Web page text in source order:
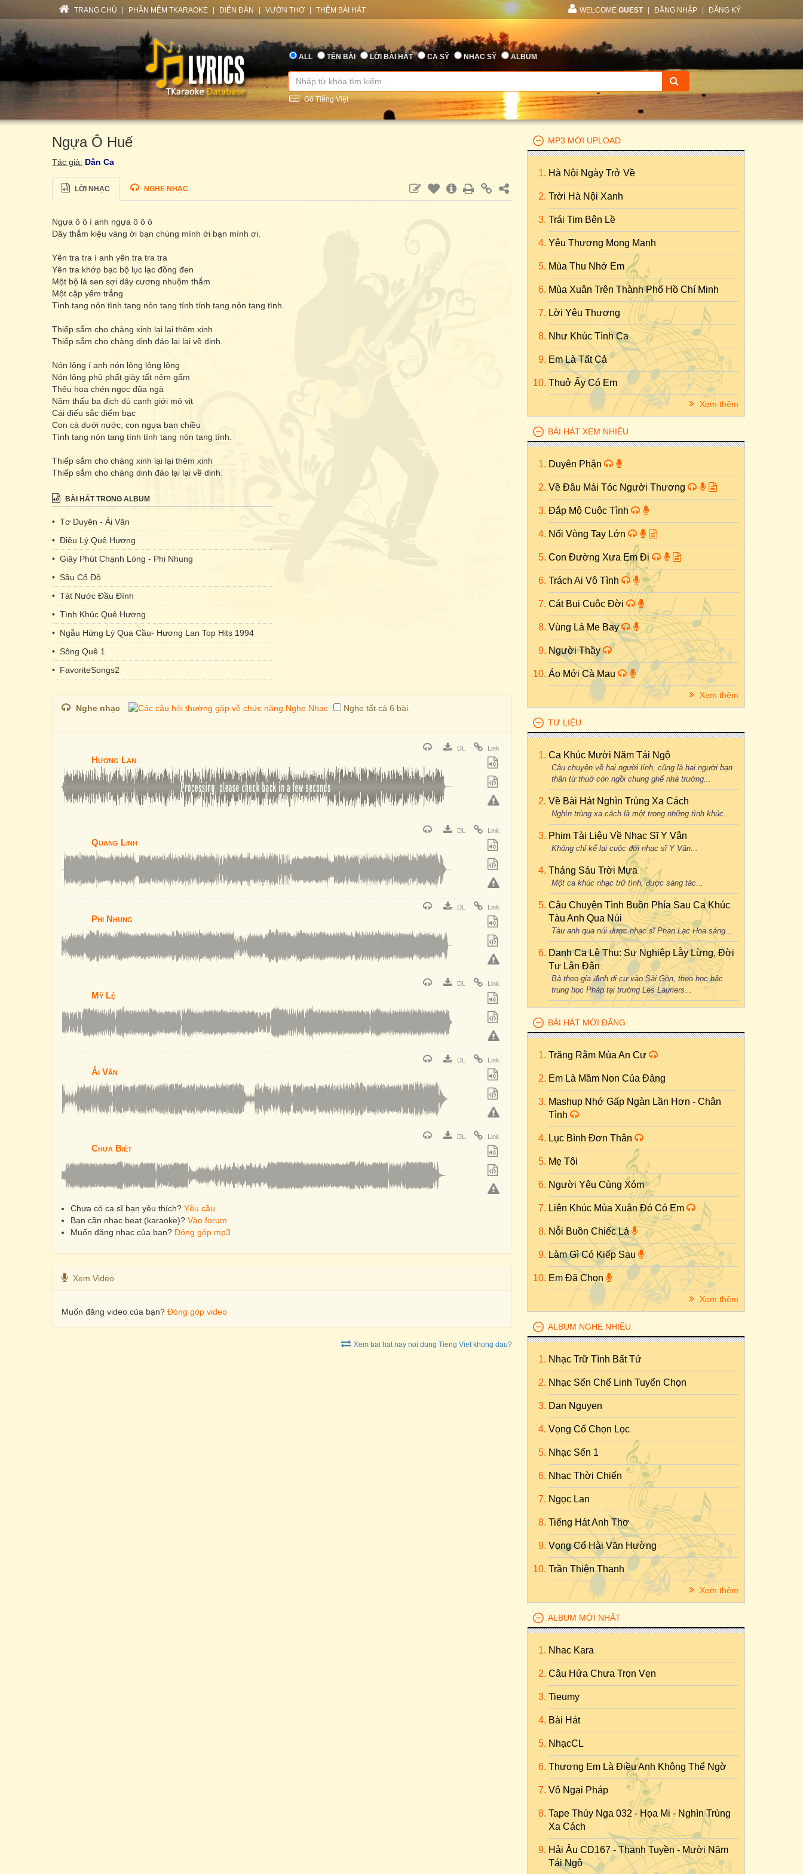
TRANG CHỦ PHẦN MỀM TKARAOKE DIỄN ĐÀN VƯỜN THƠ THÊM BÀI HÁT WELCOME GUEST ĐĂNG NHẬP ĐĂNG KÝ
ALL TÊN BÀI LỜI BÀI HÁT CA SỸ NHẠC SỸ ALBUM
Gõ Tiếng Việt
Ngựa Ô Huế
Tác giả: Dân Ca
LỜI NHẠC NGHE NHẠC
Ngựa ô ô í anh ngựa ô ô ô
Dây thắm kiệu vàng ới bạn chúng mình ới bạn mình ơi.
Yên tra tra í anh yên tra tra tra
Yên tra khớp bạc bộ lục lạc đồng đen
Một bộ lá sen sợi dây cương nhuộm thắm
Một cặp yếm trắng
Tình tang nỏn tình tang nỏn tang tính tính tang nỏn tang tình.
Thiếp sắm cho chàng xinh lại lại thêm xinh
Thiếp sắm cho chàng dinh đáo lại lại về dinh.
Nón lông í anh nón lông lông lông
Nón lông phủ phất giày tất nệm gấm
Thêu hoa chén ngọc đũa ngà
Nâm thấu ba địch dù canh giới mỏ vịt
Cái điếu sắc điểm bạc
Con cá dưới nước, con ngựa ban chiều
Tình tang nỏn tang tính tính tang nỏn tang tình.
Thiếp sắm cho chàng xinh lại lại thêm xinh
Thiếp sắm cho chàng dinh đáo lại lại về dinh.
BÀI HÁT TRONG ALBUM
• Tơ Duyên - Ái Vân
• Điệu Lý Quê Hương
• Giây Phút Chạnh Lòng - Phi Nhung
• Sầu Cố Đô
• Tát Nước Đầu Đình
• Tình Khúc Quê Hương
• Ngẫu Hứng Lý Qua Cầu- Hương Lan Top Hits 1994
• Sông Quê 1
• FavoriteSongs2
Nghe nhạc Nghe tất cả 6 bài.
DL Link
Hương Lan
DL Link
Quang Linh
DL Link
Phi Nhung
DL Link
Mỹ Lệ
DL Link
Ái Vân
DL Link
Chưa Biết
Chưa có ca sĩ bạn yêu thích? Yêu cầu
Bạn cần nhạc beat (karaoke)? Vào forum
Muốn đăng nhạc của bạn? Đóng góp mp3
Xem Video
Muốn đăng video của bạn? Đóng góp video
Xem bai hat nay noi dung Tieng Viet khong dau?
MP3 MỚI UPLOAD
Hà Nội Ngày Trở Về
Trời Hà Nội Xanh
Trái Tim Bên Lề
Yêu Thương Mong Manh
Mùa Thu Nhớ Em
Mùa Xuân Trên Thành Phố Hồ Chí Minh
Lời Yêu Thương
Như Khúc Tình Ca
Em Là Tất Cả
Thuở Ấy Có Em
Xem thêm
BÀI HÁT XEM NHIỀU
Duyên Phận
Về Đâu Mái Tóc Người Thương
Đắp Mộ Cuộc Tình
Nối Vòng Tay Lớn
Con Đường Xưa Em Đi
Trách Ai Vô Tình
Cát Bụi Cuộc Đời
Vùng Lá Me Bay
Người Thầy
Áo Mới Cà Mau
Xem thêm
TƯ LIỆU
Ca Khúc Mười Năm Tái Ngộ
Câu chuyện về hai người lính, cũng là hai người bạn
thân từ thuở còn ngồi chung ghế nhà trường...
Về Bài Hát Nghìn Trùng Xa Cách
Nghìn trùng xa cách là một trong những tình khúc...
Phim Tài Liệu Về Nhạc Sĩ Y Vân
Không chỉ kể lại cuộc đời nhạc sĩ Y Vân...
Tháng Sáu Trời Mưa
Một ca khúc nhạc trữ tình, được sáng tác...
Câu Chuyện Tình Buồn Phía Sau Ca Khúc
Tàu Anh Qua Núi
Tàu anh qua núi được nhạc sĩ Phan Lạc Hoa sáng...
Danh Ca Lệ Thu: Sự Nghiệp Lẫy Lừng, Đời
Tư Lận Đận
Bà theo gia đình di cư vào Sài Gòn, theo học bậc
trung học Pháp tại trường Les Lauriers...
BÀI HÁT MỚI ĐĂNG
Trăng Rằm Mùa An Cư
Em Là Mầm Non Của Đảng
Mashup Nhớ Gấp Ngàn Lần Hơn - Chân
Tình
Lục Bình Đơn Thân
Mẹ Tôi
Người Yêu Cùng Xóm
Liên Khúc Mùa Xuân Đó Có Em
Nỗi Buồn Chiếc Lá
Làm Gì Có Kiếp Sau
Em Đã Chọn
Xem thêm
ALBUM NGHE NHIỀU
Nhạc Trữ Tình Bất Tử
Nhạc Sến Chế Linh Tuyển Chọn
Dan Nguyen
Vọng Cổ Chọn Lọc
Nhạc Sến 1
Nhạc Thời Chiến
Ngọc Lan
Tiếng Hát Anh Thơ
Vọng Cổ Hài Văn Hường
Trần Thiện Thanh
Xem thêm
ALBUM MỚI NHẤT
Nhac Kara
Câu Hứa Chưa Trọn Vẹn
Tieumy
Bài Hát
NhạcCL
Thương Em Là Điều Anh Không Thể Ngờ
Vô Ngại Pháp
Tape Thúy Nga 032 - Họa Mi - Nghìn Trùng
Xa Cách
Hải Âu CD167 - Thanh Tuyền - Mười Năm
Tái Ngộ